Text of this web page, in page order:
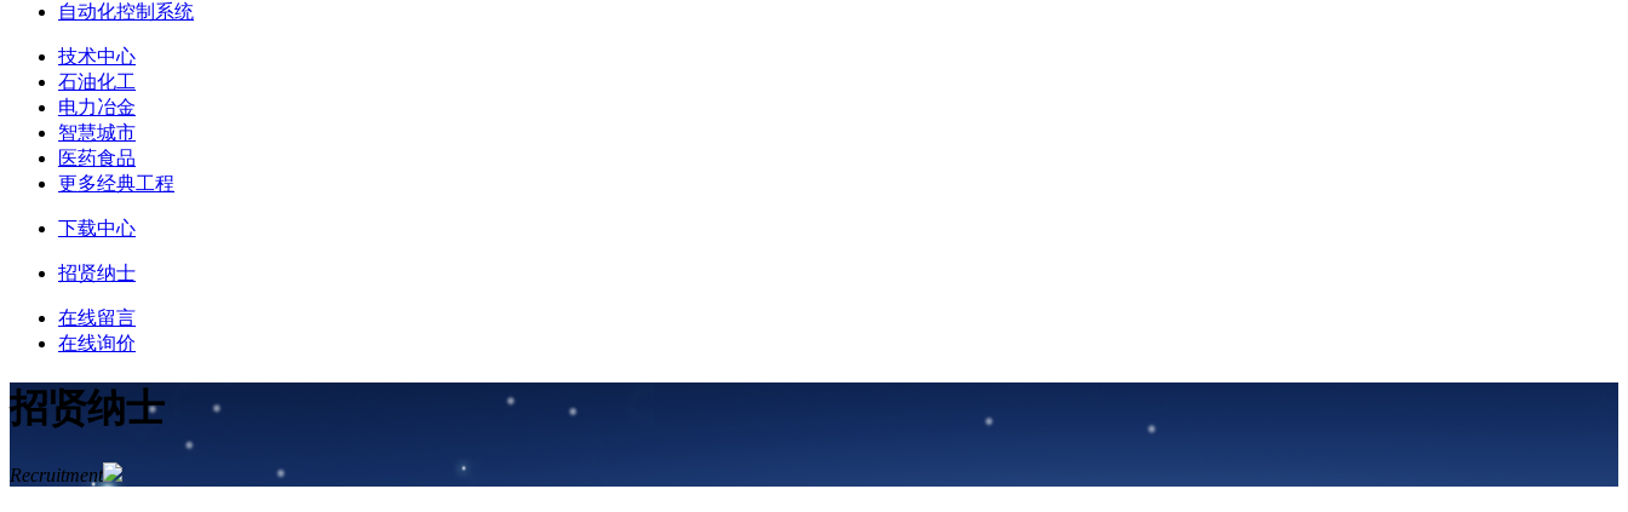
自动化控制系统
技术中心
石油化工
电力冶金
智慧城市
医药食品
更多经典工程
下载中心
招贤纳士
在线留言
在线询价
招贤纳士
Recruitment